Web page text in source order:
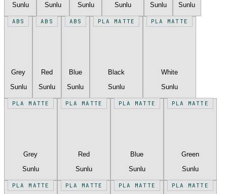
Sunlu
Sunlu
Sunlu
Sunlu
Sunlu
Sunlu
ABS
Grey
Sunlu
ABS
Red
Sunlu
ABS
Blue
Sunlu
PLA MATTE
Black
Sunlu
PLA MATTE
White
Sunlu
PLA MATTE
Grey
Sunlu
PLA MATTE
Red
Sunlu
PLA MATTE
Blue
Sunlu
PLA MATTE
Green
Sunlu
PLA MATTE PLA MATTE PLA MATTE PLA MATTE